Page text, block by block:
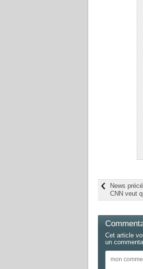
News
CNN veut
Cet article
un